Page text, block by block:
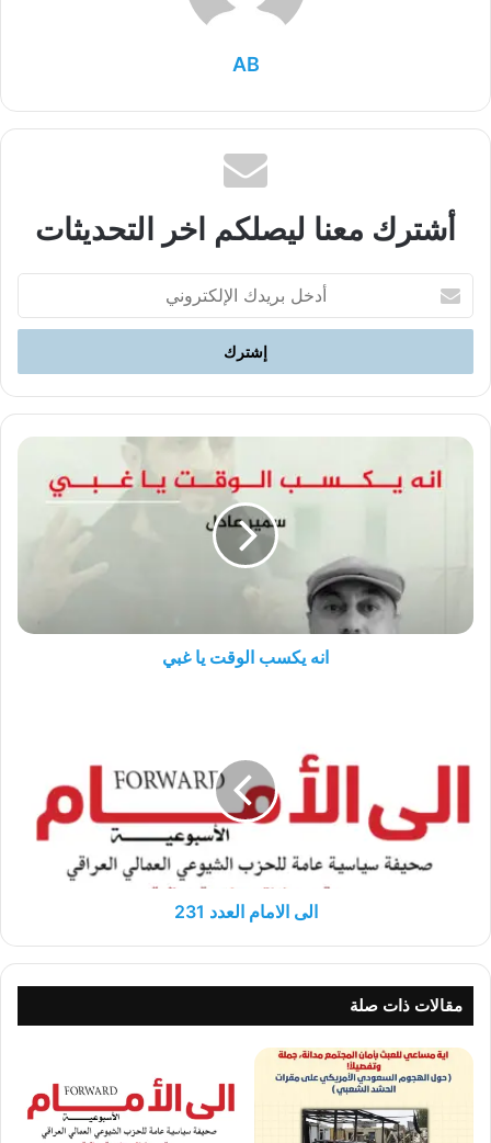
AB
أشترك معنا ليصلكم اخر التحديثات
بريدك
الإلكتروني
انه
يكسب
الوقت
انه يكسب الوقت يا غبي
231
الى الامام العدد 231
مقالات ذات صلة